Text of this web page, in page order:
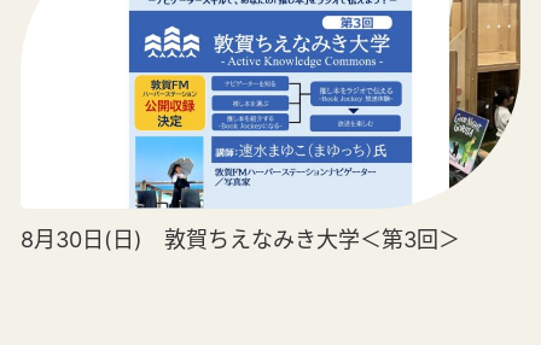
8月30日(日) 敦賀ちえなみき大学＜第3回＞